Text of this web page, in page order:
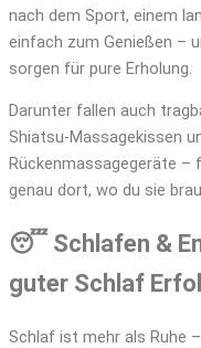
nach dem Sport, einem
einfach zum Genießen –
sorgen für pure Erholung.
Darunter fallen auch
Shiatsu-Massagekissen
Rückenmassagegeräte –
genau dort, wo du sie
😴 Schlafen &
guter Schlaf
Schlaf ist mehr als Ruhe